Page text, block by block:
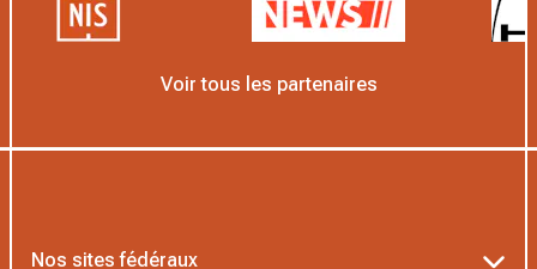
Voir tous les partenaires
Nos sites fédéraux